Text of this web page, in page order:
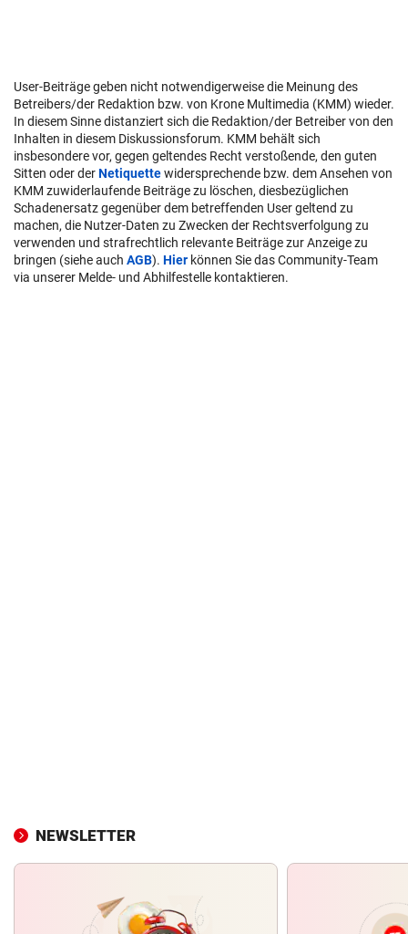
User-Beiträge geben nicht notwendigerweise die Meinung des
Betreibers/der Redaktion bzw. von Krone Multimedia (KMM) wieder.
In diesem Sinne distanziert sich die Redaktion/der Betreiber von den
Inhalten in diesem Diskussionsforum. KMM behält sich
insbesondere vor, gegen geltendes Recht verstoßende, den guten
Sitten oder derNetiquettewidersprechende bzw. dem Ansehen von
KMM zuwiderlaufende Beiträge zu löschen, diesbezüglichen
Schadenersatz gegenüber dem betreffenden User geltend zu
machen, die Nutzer-Daten zu Zwecken der Rechtsverfolgung zu
verwenden und strafrechtlich relevante Beiträge zur Anzeige zu
bringen (siehe auch AGB). Hier können Sie das Community-Team
via unserer Melde- und Abhilfestelle kontaktieren.
NEWSLETTER